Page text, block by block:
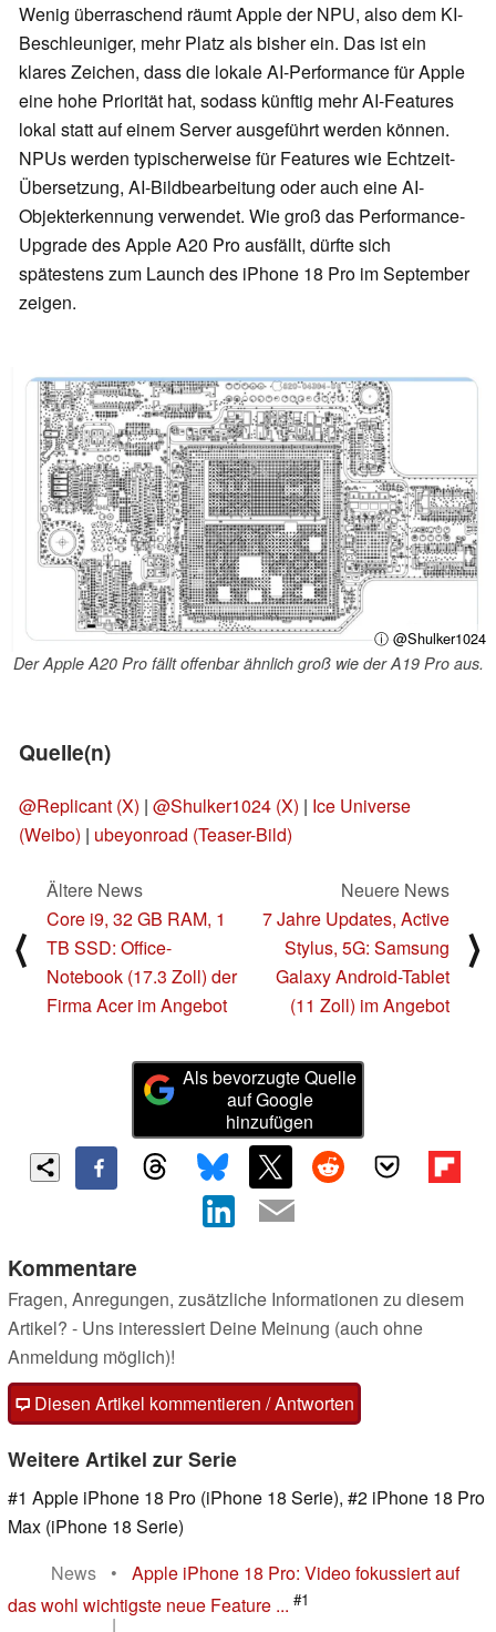
Wenig überraschend räumt Apple der NPU, also dem KI-
Beschleuniger, mehr Platz als bisher ein. Das ist ein
klares Zeichen, dass die lokale AI-Performance für Apple
eine hohe Priorität hat, sodass künftig mehr AI-Features
lokal statt auf einem Server ausgeführt werden können.
NPUs werden typischerweise für Features wie Echtzeit-
Übersetzung, AI-Bildbearbeitung oder auch eine AI-
Objekterkennung verwendet. Wie groß das Performance-
Upgrade des Apple A20 Pro ausfällt, dürfte sich
spätestens zum Launch des iPhone 18 Pro im September
zeigen.
ⓘ @Shulker1024
Der Apple A20 Pro fällt offenbar ähnlich groß wie der A19 Pro aus.
Quelle(n)
@Replicant (X) | @Shulker1024 (X) | Ice Universe
(Weibo) | ubeyonroad (Teaser-Bild)
⟨
Ältere News
Core i9, 32 GB RAM, 1
TB SSD: Office-
Notebook (17.3 Zoll) der
Firma Acer im Angebot
Neuere News
7 Jahre Updates, Active
Stylus, 5G: Samsung
Galaxy Android-Tablet
(11 Zoll) im Angebot
⟩
Als bevorzugte Quelle
auf Google
hinzufügen
Kommentare
Fragen, Anregungen, zusätzliche Informationen zu diesem
Artikel? - Uns interessiert Deine Meinung (auch ohne
Anmeldung möglich)!
Diesen Artikel kommentieren / Antworten
Weitere Artikel zur Serie
#1 Apple iPhone 18 Pro (iPhone 18 Serie), #2 iPhone 18 Pro
Max (iPhone 18 Serie)
News
•
Apple iPhone 18 Pro: Video fokussiert auf
das wohl wichtigste neue Feature ... #1
|